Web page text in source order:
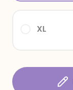
XL